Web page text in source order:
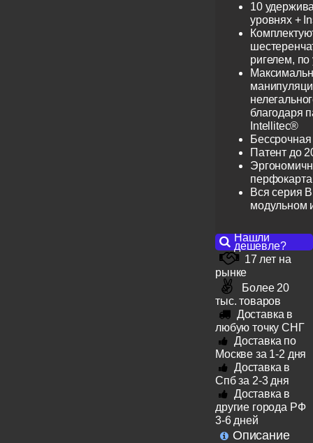
10
уровнях +
ригелем,
благодаря
Intellitec®
Патент до
перфокарта
Вся серия
модульном
Нашли
дешевле?
17 лет на
рынке
Более 20
тыс. товаров
Доставка в
любую точку СНГ
Доставка по
Москве за 1-2 дня
Доставка в
Спб за 2-3 дня
Доставка в
другие города РФ
3-6 дней
Описание